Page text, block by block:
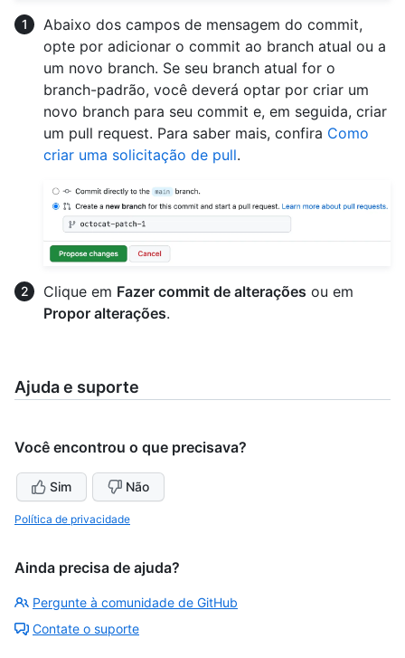
Abaixo dos campos de mensagem do commit,
opte por adicionar o commit ao branch atual ou a
um novo branch. Se seu branch atual for o
branch-padrão, você deverá optar por criar um
novo branch para seu commit e, em seguida, criar
um pull request. Para saber mais, confira Como
criar uma solicitação de pull.
Clique em Fazer commit de alterações ou em
Propor alterações.
Ajuda e suporte
Você encontrou o que precisava?
Sim Não
Política de privacidade
Ainda precisa de ajuda?
Pergunte à comunidade de GitHub
Contate o suporte